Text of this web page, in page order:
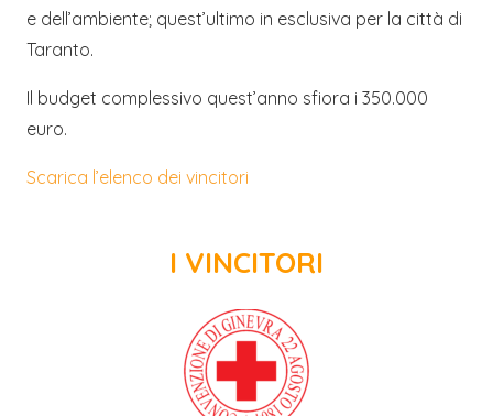
e dell’ambiente; quest’ultimo in esclusiva per la città di
Taranto.
Il budget complessivo quest’anno sfiora i 350.000
euro.
Scarica l’elenco dei vincitori
I VINCITORI